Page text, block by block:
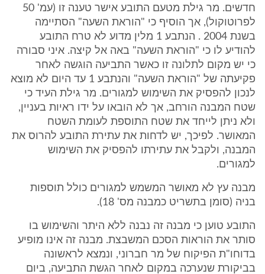
חדשים. מר גילת מטעם התובע אישר טענה זו (עמ' 50
לפרוטוקול), אך הוסיף כי "הוראת השעה" הסתיימה
בשנת 2004 . הנתבע 1 מלין מדוע לא טרח התובע
להודיע לו כי "הוראת השעה" באה אל קיצה. איני סבורה
כי יש מקום לתלונה זו כאשר התביעה הוגשה לאחר
פקיעתה של "הוראת השעה" והנתבע 1 עד היום לא מוצא
לנכון להפסיק את השימוש למגורים. מר גילת העיד כי
שטח המבנה הורחב, אך לא הובאו על ידו ראיות בעניין,
ולא ניתן לייחד את שטח התוספת לעומת השטח
המאושר. לפיכך, יש לדחות את עתירת התובע להרוס את
המבנה, ולקבל את עתירתו להפסיק את השימוש
למגורים.
מבנה עץ לא מאושר המשמש למגורים כולל תוספות
בניה (סומן בתשריט כמבנה מס' 18).
התובע טוען כי מבנה זה נבנה ללא היתר והשימוש בו
סותר את הוראות הסכם המשבצת. מבנה זה אינו מופיע
בדוחו"ת הפיקוח של מר חברוני, ונמצא לראשונה
בביקורת שנערכה במקום לאחר הגשת התביעה, ביום